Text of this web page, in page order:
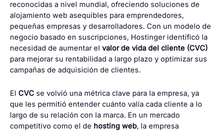
reconocidas a nivel mundial, ofreciendo soluciones de
alojamiento web asequibles para emprendedores,
pequeñas empresas y desarrolladores. Con un modelo de
negocio basado en suscripciones, Hostinger identificó la
necesidad de aumentar el valor de vida del cliente (CVC)
para mejorar su rentabilidad a largo plazo y optimizar sus
campañas de adquisición de clientes.
El CVC se volvió una métrica clave para la empresa, ya
que les permitió entender cuánto valía cada cliente a lo
largo de su relación con la marca. En un mercado
competitivo como el de hosting web, la empresa